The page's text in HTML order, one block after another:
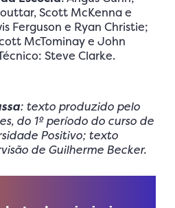
Scott McKenna e
Ferguson e Ryan Christie;
McTominay e John
Steve Clarke.
: texto produzido pelo
do 1º período do curso de
Positivo; texto
de Guilherme Becker.